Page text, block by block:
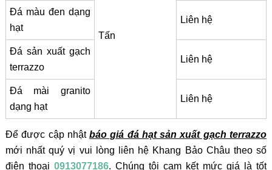
Tấn
Đá màu đen dạng
hạt
Liên hệ
Đá sản xuất gạch
terrazzo
Liên hệ
Đá mài granito
dạng hạt
Liên hệ
Để được cập nhậtbáo giá đá hạt sản xuất gạch terrazzo
mới nhất quý vị vui lòng liên hệ Khang Bảo Châu theo số
điện thoại 0913077186. Chúng tôi cam kết mức giá là tốt